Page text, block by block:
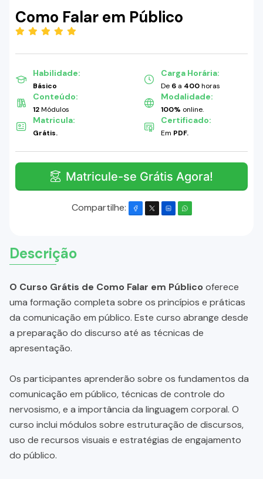
Como Falar em Público
Habilidade:
Básico
Carga Horária:
De 6 a 400horas
Conteúdo:
12Módulos
Modalidade:
100% online.
Matricula:
Grátis.
Certificado:
Em PDF.
Matricule-se Grátis Agora!
Compartilhe:
Descrição
O Curso Grátis de Como Falar em Públicooferece
uma formação completa sobre os princípios e práticas
da comunicação em público. Este curso abrange desde
a preparação do discurso até as técnicas de
apresentação.
Os participantes aprenderão sobre os fundamentos da
comunicação em público, técnicas de controle do
nervosismo, e a importância da linguagem corporal. O
curso inclui módulos sobre estruturação de discursos,
uso de recursos visuais e estratégias de engajamento
do público.